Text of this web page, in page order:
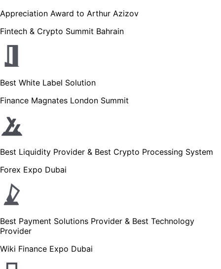
Appreciation Award to Arthur Azizov
Fintech & Crypto Summit Bahrain
Best White Label Solution
Finance Magnates London Summit
Best Liquidity Provider & Best Crypto Processing System
Forex Expo Dubai
Best Payment Solutions Provider & Best Technology
Provider
Wiki Finance Expo Dubai